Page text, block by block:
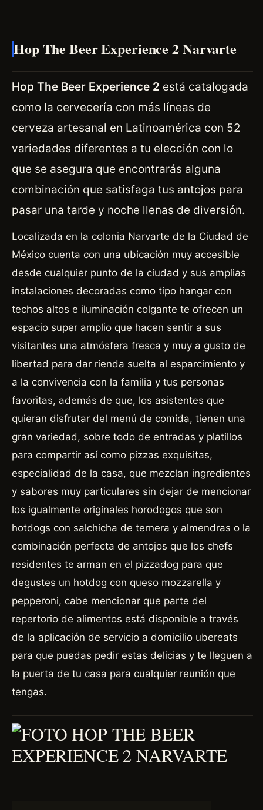
Hop The Beer Experience 2 Narvarte
Hop The Beer Experience 2 está catalogada
como la cervecería con más líneas de
cerveza artesanal en Latinoamérica con 52
variedades diferentes a tu elección con lo
que se asegura que encontrarás alguna
combinación que satisfaga tus antojos para
pasar una tarde y noche llenas de diversión.
Localizada en la colonia Narvarte de la Ciudad de
México cuenta con una ubicación muy accesible
desde cualquier punto de la ciudad y sus amplias
instalaciones decoradas como tipo hangar con
techos altos e iluminación colgante te ofrecen un
espacio super amplio que hacen sentir a sus
visitantes una atmósfera fresca y muy a gusto de
libertad para dar rienda suelta al esparcimiento y
a la convivencia con la familia y tus personas
favoritas, además de que, los asistentes que
quieran disfrutar del menú de comida, tienen una
gran variedad, sobre todo de entradas y platillos
para compartir así como pizzas exquisitas,
especialidad de la casa, que mezclan ingredientes
y sabores muy particulares sin dejar de mencionar
los igualmente originales horodogos que son
hotdogs con salchicha de ternera y almendras o la
combinación perfecta de antojos que los chefs
residentes te arman en el pizzadog para que
degustes un hotdog con queso mozzarella y
pepperoni, cabe mencionar que parte del
repertorio de alimentos está disponible a través
de la aplicación de servicio a domicilio ubereats
para que puedas pedir estas delicias y te lleguen a
la puerta de tu casa para cualquier reunión que
tengas.